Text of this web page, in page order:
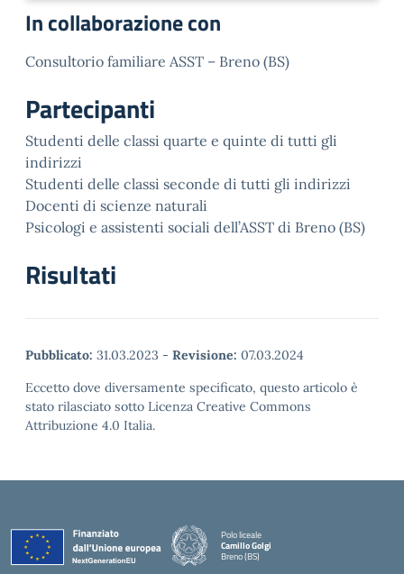
In collaborazione con
Consultorio familiare ASST – Breno (BS)
Partecipanti
Studenti delle classi quarte e quinte di tutti gli
indirizzi
Studenti delle classi seconde di tutti gli indirizzi
Docenti di scienze naturali
Psicologi e assistenti sociali dell’ASST di Breno (BS)
Risultati
Pubblicato: 31.03.2023 - Revisione: 07.03.2024
Eccetto dove diversamente specificato, questo articolo è
stato rilasciato sotto Licenza Creative Commons
Attribuzione 4.0 Italia.
Polo liceale
Camillo Golgi
Breno (BS)